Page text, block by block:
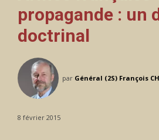
propagande : un
doctrinal
par Général (2S) François
8 février 2015